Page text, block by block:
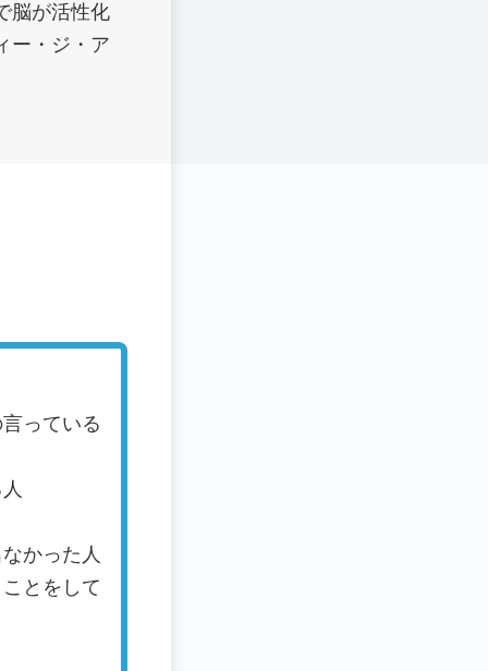
脳が活性化
ー・ジ・ア
っている
かった人
とをして